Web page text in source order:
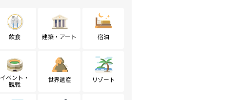
飲食 建築・アート 宿泊
イベント・
観戦
世界遺産 リゾート